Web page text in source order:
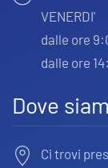
VENERDI'
dalle ore
dalle ore
Dove
Ci trovi